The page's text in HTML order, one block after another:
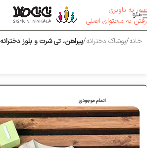
عبور به ناوبری
رفتن به محتوای اصلی
منو
خانه پوشاک دخترانه پیراهن، تی شرت و بلوز دخترانه
اتمام موجودی